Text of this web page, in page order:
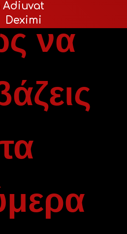
από:
να
τα
Deximi